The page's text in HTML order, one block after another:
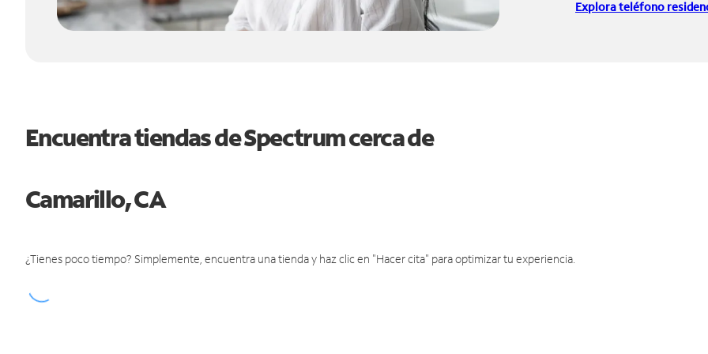
Explora teléfono
Encuentra tiendas de Spectrum cerca de
Camarillo, CA
¿Tienes poco tiempo? Simplemente, encuentra una tienda y haz clic en "Hacer cita" para optimizar tu experiencia.